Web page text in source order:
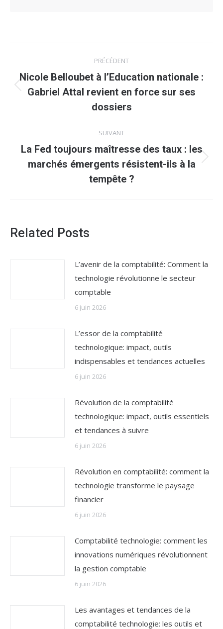
article
PRÉCÉDENT
Article
précédent
Nicole Belloubet à l’Education nationale :
Gabriel Attal revient en force sur ses
dossiers
SUIVANT
Article
suivant
La Fed toujours maîtresse des taux : les
marchés émergents résistent-ils à la
tempête ?
Related Posts
L’avenir de la comptabilité: Comment la
technologie révolutionne le secteur
comptable
6 juin 2026
L’essor de la comptabilité
technologique: impact, outils
indispensables et tendances actuelles
6 juin 2026
Révolution de la comptabilité
technologique: impact, outils essentiels
et tendances à suivre
6 juin 2026
Révolution en comptabilité: comment la
technologie transforme le paysage
financier
6 juin 2026
Comptabilité technologie: comment les
innovations numériques révolutionnent
la gestion comptable
6 juin 2026
Les avantages et tendances de la
comptabilité technologie: les outils et